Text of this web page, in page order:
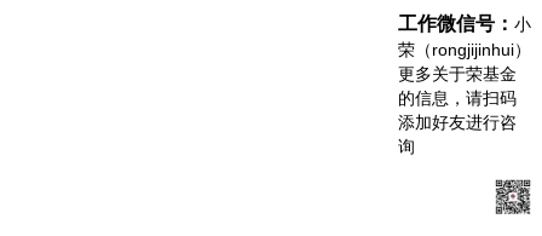
工作微信号： 小
荣（rongjijinhui）
更多关于荣基金
的信息，请扫码
添加好友进行咨
询